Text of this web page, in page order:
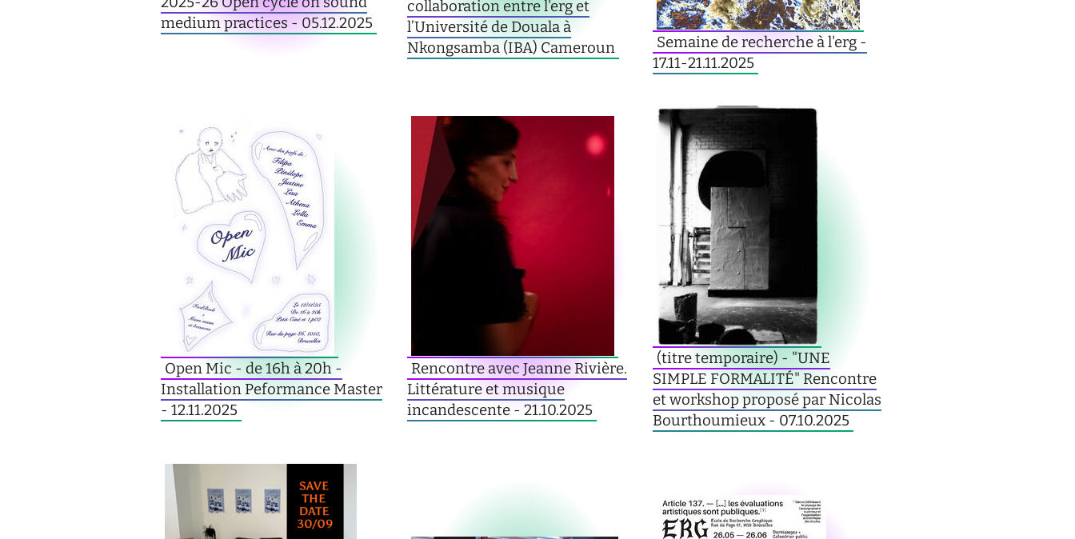
medium practices - 05.12.2025
collaboration entre l'erg et
l’Université de Douala à
Nkongsamba (IBA) Cameroun
Semaine de recherche à l'erg -
17.11-21.11.2025
Open Mic - de 16h à 20h -
Installation Peformance Master
- 12.11.2025
Rencontre avec Jeanne Rivière.
Littérature et musique
incandescente - 21.10.2025
(titre temporaire) - "UNE
SIMPLE FORMALITÉ" Rencontre
et workshop proposé par Nicolas
Bourthoumieux - 07.10.2025